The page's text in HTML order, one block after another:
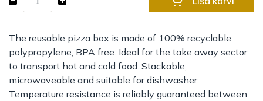
pizza
Yari
kogus
The reusable pizza box is made of 100% recyclable
polypropylene, BPA free. Ideal for the take away sector
to transport hot and cold food. Stackable,
microwaveable and suitable for dishwasher.
Temperature resistance is reliably guaranteed between